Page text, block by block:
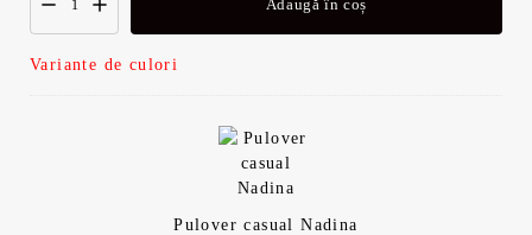
Adaugă în coș
Variante de culori
Pulover casual Nadina